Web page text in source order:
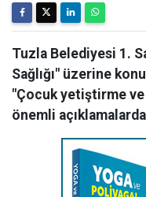
Tuzla Belediyesi 1.
Sağlığı" üzerine
"Çocuk yetiştirme
önemli